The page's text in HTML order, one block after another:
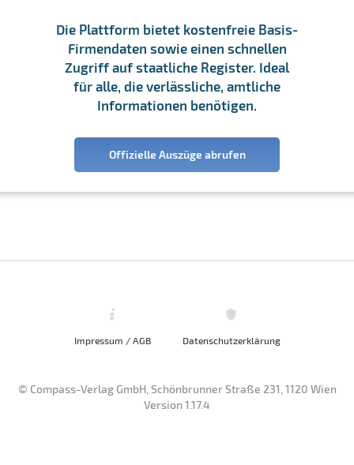
Die Plattform bietet kostenfreie Basis-
Firmendaten sowie einen schnellen
Zugriff auf staatliche Register. Ideal
für alle, die verlässliche, amtliche
Informationen benötigen.
Offizielle Auszüge abrufen
Impressum / AGB Datenschutzerklärung
© Compass-Verlag GmbH, Schönbrunner Straße 231, 1120 Wien
Version 1.17.4